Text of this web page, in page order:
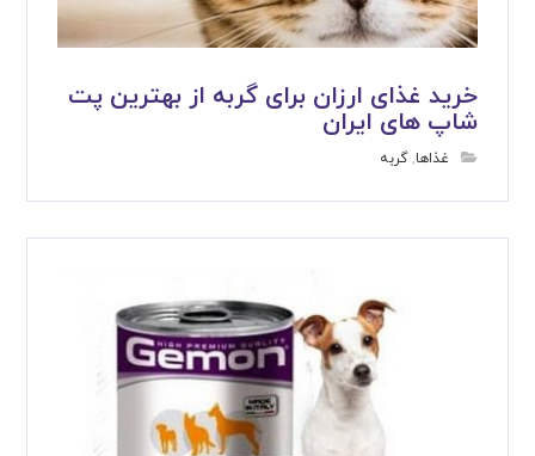
خرید غذای ارزان برای گربه از بهترین پت
شاپ های ایران
غذاها,گربه